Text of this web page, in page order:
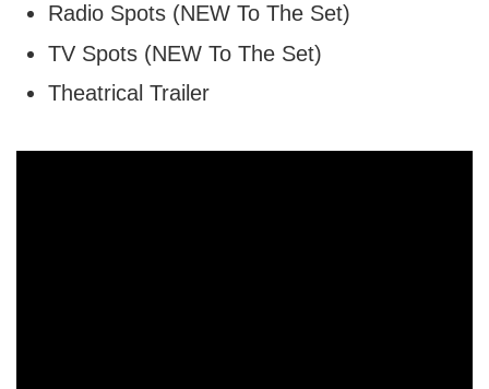
Radio Spots (NEW To The Set)
TV Spots (NEW To The Set)
Theatrical Trailer